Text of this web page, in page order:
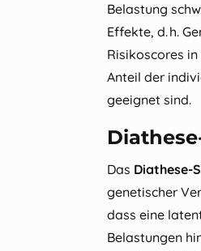
Belastung
Effekte, d. h.
Risikoscores
Anteil der
geeignet sind.
Das
genetischer
dass eine
Belastungen